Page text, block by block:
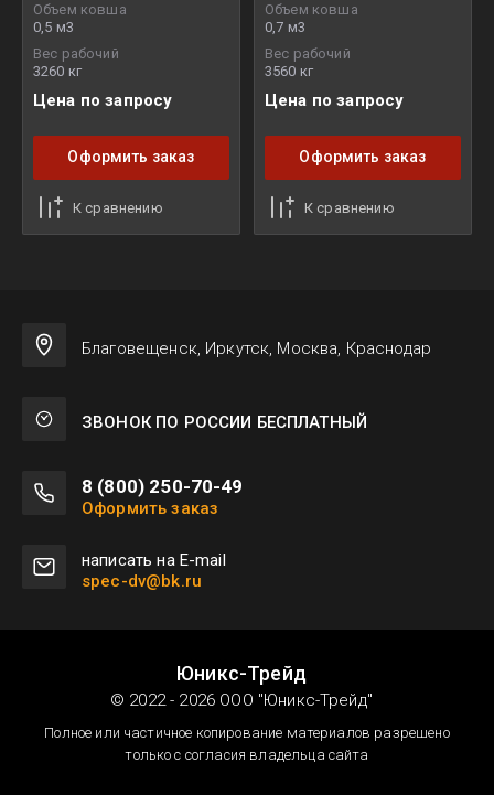
Объем ковша
0,5 м3
Вес рабочий
3260 кг
Цена по запросу
Оформить заказ
К сравнению
Объем ковша
0,7 м3
Вес рабочий
3560 кг
Цена по запросу
Оформить заказ
К сравнению
Благовещенск, Иркутск, Москва, Краснодар
ЗВОНОК ПО РОССИИ БЕСПЛАТНЫЙ
8 (800) 250-70-49
Оформить заказ
написать на E-mail
spec-dv@bk.ru
Юникс-Трейд
© 2022 - 2026 ООО "Юникс-Трейд"
Полное или частичное копирование материалов разрешено
только с согласия владельца сайта